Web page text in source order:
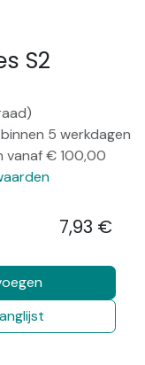
S2
5 werkdagen
vanaf € 100,00
7,93 €